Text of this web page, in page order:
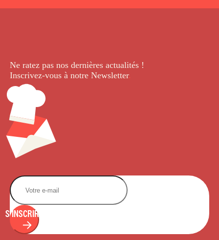
Ne ratez pas nos dernières actualités !
Inscrivez-vous à notre Newsletter.
S'INSCRIRE